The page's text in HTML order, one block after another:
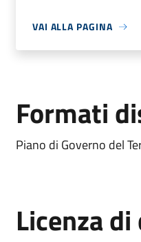
VAI ALLA PAGINA
Formati
Piano di Governo del
Licenza